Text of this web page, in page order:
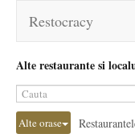
Restocracy
Alte restaurante si
Alte orase